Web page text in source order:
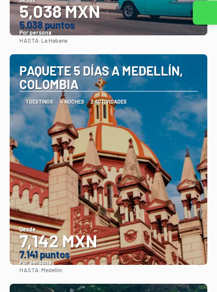
5,038 MXN
5.038 puntos
Por persona
HASTA: La Habana
PAQUETE 5 DÍAS A MEDELLÍN,
COLOMBIA
1 DESTINOS 4 NOCHES 2 ACTIVIDADES
Desde
7,142 MXN
7.141 puntos
Por persona
HASTA: Medellín